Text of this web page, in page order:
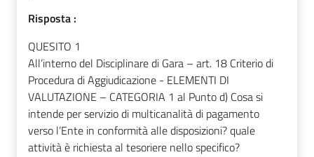
Risposta :
QUESITO 1
All’interno del Disciplinare di Gara – art. 18 Criterio di
Procedura di Aggiudicazione - ELEMENTI DI
VALUTAZIONE – CATEGORIA 1 al Punto d) Cosa si
intende per servizio di multicanalità di pagamento
verso l’Ente in conformità alle disposizioni? quale
attività è richiesta al tesoriere nello specifico?